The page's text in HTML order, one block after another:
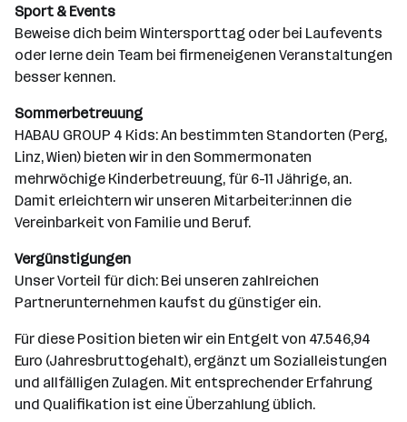
Sport & Events
Beweise dich beim Wintersporttag oder bei Laufevents
oder lerne dein Team bei firmeneigenen Veranstaltungen
besser kennen.
Sommerbetreuung
HABAU GROUP 4 Kids: An bestimmten Standorten (Perg,
Linz, Wien) bieten wir in den Sommermonaten
mehrwöchige Kinderbetreuung, für 6-11 Jährige, an.
Damit erleichtern wir unseren Mitarbeiter:innen die
Vereinbarkeit von Familie und Beruf.
Vergünstigungen
Unser Vorteil für dich: Bei unseren zahlreichen
Partnerunternehmen kaufst du günstiger ein.
Für diese Position bieten wir ein Entgelt von 47.546,94
Euro (Jahresbruttogehalt), ergänzt um Sozialleistungen
und allfälligen Zulagen. Mit entsprechender Erfahrung
und Qualifikation ist eine Überzahlung üblich.